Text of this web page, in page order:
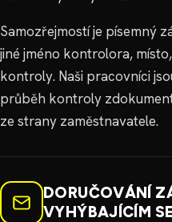
Samozřejmostí je písemný
jiné jméno kontrolora,
kontroly. Naši pracovníci
průběh kontroly
ze strany zaměstnavatele.
DORUČOVÁNÍ
VYHÝBAJÍCÍM